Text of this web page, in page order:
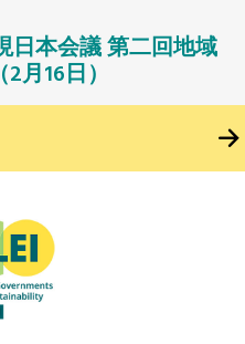
日本会議 第二回地域
月16日）